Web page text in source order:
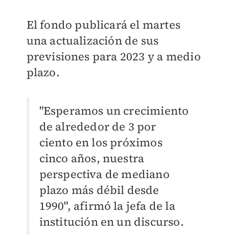
El fondo publicará el martes
una actualización de sus
previsiones para 2023 y a medio
plazo.
"Esperamos un crecimiento
de alrededor de 3 por
ciento en los próximos
cinco años, nuestra
perspectiva de mediano
plazo más débil desde
1990", afirmó la jefa de la
institución en un discurso.